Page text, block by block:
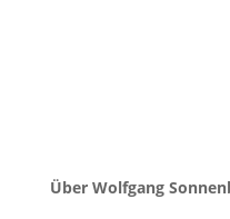
Über Wolfgang